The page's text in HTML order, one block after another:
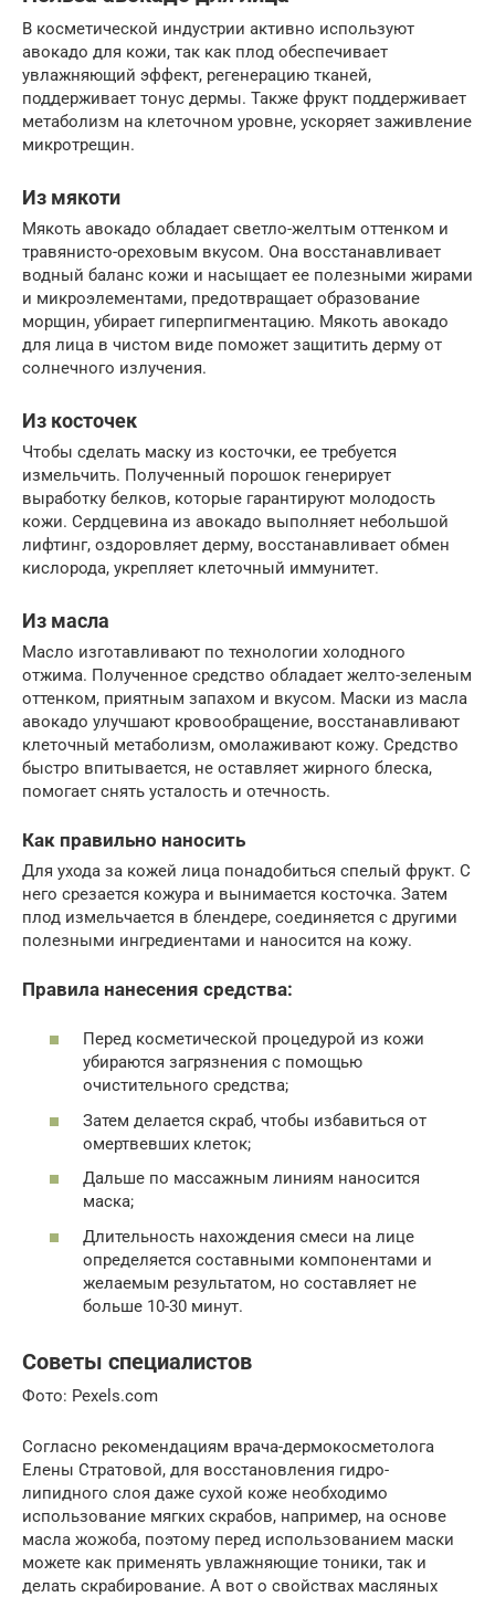
В косметической индустрии активно используют
авокадо для кожи, так как плод обеспечивает
увлажняющий эффект, регенерацию тканей,
поддерживает тонус дермы. Также фрукт поддерживает
метаболизм на клеточном уровне, ускоряет заживление
микротрещин.
Из мякоти
Мякоть авокадо обладает светло-желтым оттенком и
травянисто-ореховым вкусом. Она восстанавливает
водный баланс кожи и насыщает ее полезными жирами
и микроэлементами, предотвращает образование
морщин, убирает гиперпигментацию. Мякоть авокадо
для лица в чистом виде поможет защитить дерму от
солнечного излучения.
Из косточек
Чтобы сделать маску из косточки, ее требуется
измельчить. Полученный порошок генерирует
выработку белков, которые гарантируют молодость
кожи. Сердцевина из авокадо выполняет небольшой
лифтинг, оздоровляет дерму, восстанавливает обмен
кислорода, укрепляет клеточный иммунитет.
Из масла
Масло изготавливают по технологии холодного
отжима. Полученное средство обладает желто-зеленым
оттенком, приятным запахом и вкусом. Маски из масла
авокадо улучшают кровообращение, восстанавливают
клеточный метаболизм, омолаживают кожу. Средство
быстро впитывается, не оставляет жирного блеска,
помогает снять усталость и отечность.
Как правильно наносить
Для ухода за кожей лица понадобиться спелый фрукт. С
него срезается кожура и вынимается косточка. Затем
плод измельчается в блендере, соединяется с другими
полезными ингредиентами и наносится на кожу.
Правила нанесения средства:
Перед косметической процедурой из кожи
убираются загрязнения с помощью
очистительного средства;
Затем делается скраб, чтобы избавиться от
омертвевших клеток;
Дальше по массажным линиям наносится
маска;
Длительность нахождения смеси на лице
определяется составными компонентами и
желаемым результатом, но составляет не
больше 10-30 минут.
Советы специалистов
Фото: Pexels.com
Согласно рекомендациям врача-дермокосметолога
Елены Стратовой, для восстановления гидро-
липидного слоя даже сухой коже необходимо
использование мягких скрабов, например, на основе
масла жожоба, поэтому перед использованием маски
можете как применять увлажняющие тоники, так и
делать скрабирование. А вот о свойствах масляных